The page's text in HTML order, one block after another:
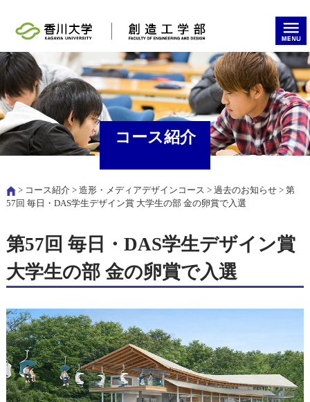
コース紹介
> コース紹介> 造形・メディアデザインコース > 過去のお知らせ> 第
57回 毎日・DAS学生デザイン賞 大学生の部 金の卵賞で入選
第57回 毎日・DAS学生デザイン賞
大学生の部 金の卵賞で入選